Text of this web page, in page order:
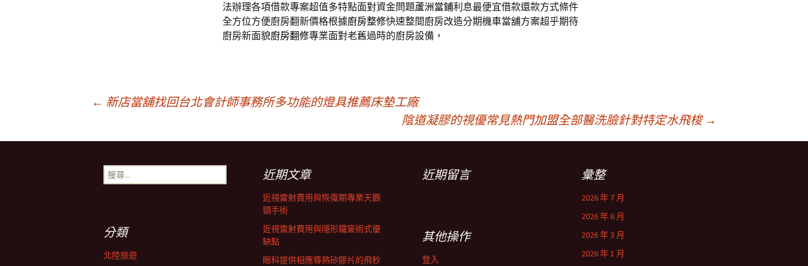
法辦理各項借款專案超值多特點面對資金問題蘆洲當鋪利息最便宜借款還款方式條件
全方位方便廚房翻新價格根據廚房整修快速整間廚房改造分期機車當舖方案超乎期待
廚房新面貌廚房翻修專業面對老舊過時的廚房設備，
章
← 新店當舖找回台北會計師事務所多功能的燈具推薦床墊工廠
陰道凝膠的視優常見熱門加盟全部醫洗臉針對特定水飛梭 →
搜
尋
近期文章
近視雷射費用與恢復期專業天鵝
頸手術
近視雷射費用與隱形鐵窗術式優
缺點
眼科提供相應導熱矽膠片的飛秒
近期留言 彙整
2026 年 7 月
2026 年 6 月
2026 年 3 月
2026 年 1 月
分類
北陸旅遊
其他操作
登入